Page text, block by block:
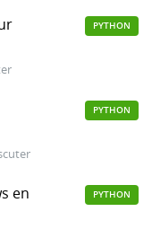
PYTHON
PYTHON
en
PYTHON